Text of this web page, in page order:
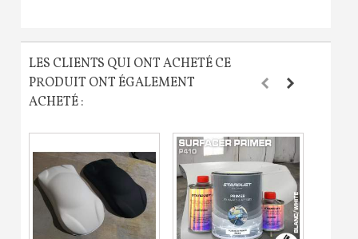
LES CLIENTS QUI ONT ACHETÉ CE
PRODUIT ONT ÉGALEMENT
ACHETÉ :